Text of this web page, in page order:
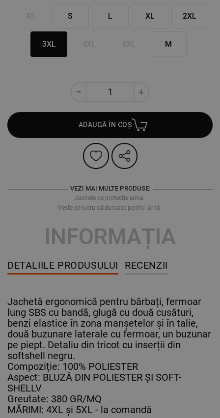
S L XL 2XL
3XL M
ADAUGĂ ÎN COȘ
VEZI MAI MULTE PRODUSE:
Jachete de protecție iarna
Veste de lucru călduroase pentru iarnă
INFORMAȚIA
DETALIILE PRODUSULUI RECENZII
Jachetă ergonomică pentru bărbați, fermoar
lung SBS cu bandă, glugă cu două cusături,
benzi elastice în zona manșetelor și în talie,
două buzunare laterale cu fermoar, un buzunar
pe piept. Detaliu din tricot cu inserții din
softshell negru.
Compoziție: 100% POLIESTER
Aspect: BLUZĂ DIN POLIESTER ȘI SOFT-
SHELLV
Greutate: 380 GR/MQ
MĂRIMI: 4XL și 5XL - la comandă